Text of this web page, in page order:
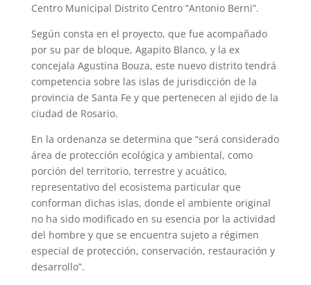
p
p
a
m
r
e
s
t
o
k
Centro Municipal Distrito Centro “Antonio Berni”.
Según consta en el proyecto, que fue acompañado
por su par de bloque, Agapito Blanco, y la ex
concejala Agustina Bouza, este nuevo distrito tendrá
competencia sobre las islas de jurisdicción de la
provincia de Santa Fe y que pertenecen al ejido de la
ciudad de Rosario.
En la ordenanza se determina que “será considerado
área de protección ecológica y ambiental, como
porción del territorio, terrestre y acuático,
representativo del ecosistema particular que
conforman dichas islas, donde el ambiente original
no ha sido modificado en su esencia por la actividad
del hombre y que se encuentra sujeto a régimen
especial de protección, conservación, restauración y
desarrollo”.